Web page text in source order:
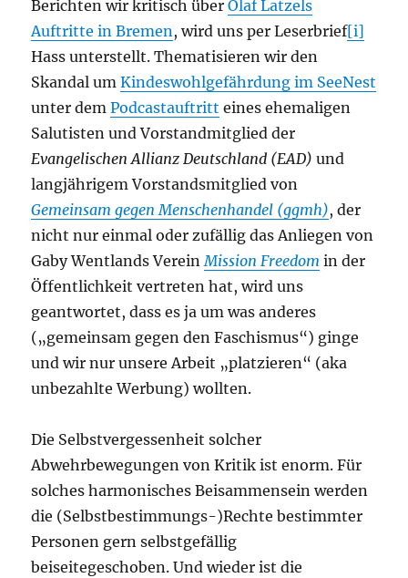
Berichten wir kritisch überOlaf Latzels
Auftritte in Bremen, wird uns per Leserbrief[i]
Hass unterstellt. Thematisieren wir den
Skandal umKindeswohlgefährdung im SeeNest
unter demPodcastauftritt eines ehemaligen
Salutisten und Vorstandmitglied der
Evangelischen Allianz Deutschland (EAD) und
langjährigem Vorstandsmitglied von
Gemeinsam gegen Menschenhandel (ggmh), der
nicht nur einmal oder zufällig das Anliegen von
Gaby Wentlands VereinMission Freedom in der
Öffentlichkeit vertreten hat, wird uns
geantwortet, dass es ja um was anderes
(„gemeinsam gegen den Faschismus“) ginge
und wir nur unsere Arbeit „platzieren“ (aka
unbezahlte Werbung) wollten.
Die Selbstvergessenheit solcher
Abwehrbewegungen von Kritik ist enorm. Für
solches harmonisches Beisammensein werden
die (Selbstbestimmungs-)Rechte bestimmter
Personen gern selbstgefällig
beiseitegeschoben. Und wieder ist die